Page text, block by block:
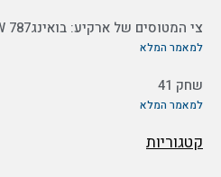
צי המטוסים של ארקיע: בואינג787 EI-NEW
למאמר המלא
שחק 41
למאמר המלא
קטגוריות